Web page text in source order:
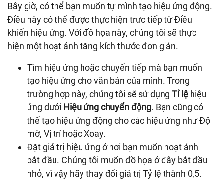
Bây giờ, có thể bạn muốn tự mình tạo hiệu ứng động.
Điều này có thể được thực hiện trực tiếp từ Điều
khiển hiệu ứng. Với đồ họa này, chúng tôi sẽ thực
hiện một hoạt ảnh tăng kích thước đơn giản.
Tìm hiệu ứng hoặc chuyển tiếp mà bạn muốn
tạo hiệu ứng cho văn bản của mình. Trong
trường hợp này, chúng tôi sẽ sử dụng Tỉ lệ hiệu
ứng dưới Hiệu ứng chuyển động. Bạn cũng có
thể tạo hiệu ứng động cho các hiệu ứng như Độ
mờ, Vị trí hoặc Xoay.
Đặt giá trị hiệu ứng ở nơi bạn muốn hoạt ảnh
bắt đầu. Chúng tôi muốn đồ họa ở đây bắt đầu
nhỏ, vì vậy hãy thay đổi giá trị Tỷ lệ thành 0,5.